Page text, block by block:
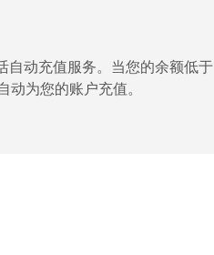
-
自动充值服务。当您的余额低于⁦
为您的账户充值。